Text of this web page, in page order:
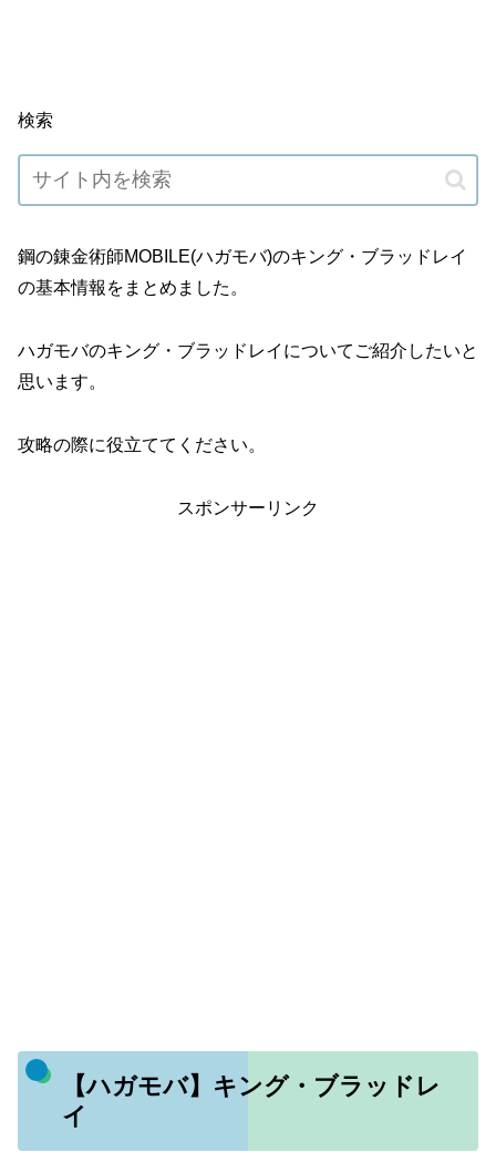
検索
鋼の錬金術師MOBILE(ハガモバ)のキング・ブラッドレイ
の基本情報をまとめました。
ハガモバのキング・ブラッドレイについてご紹介したいと
思います。
攻略の際に役立ててください。
スポンサーリンク
【ハガモバ】キング・ブラッドレ
イ